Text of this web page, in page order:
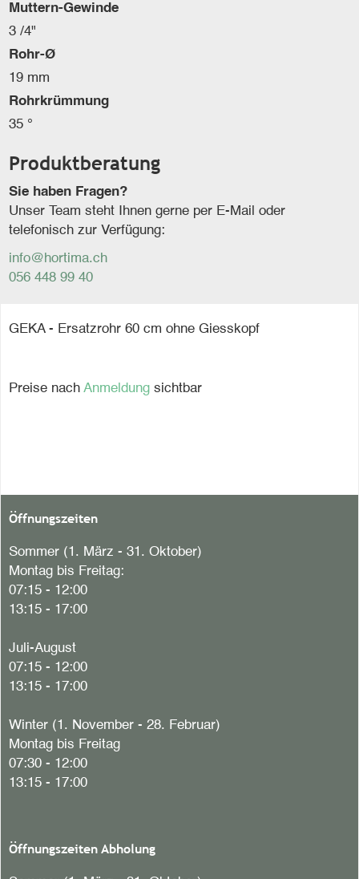
Muttern-Gewinde
3 /4"
Rohr-Ø
19 mm
Rohrkrümmung
35 °
Produktberatung
Sie haben Fragen?
Unser Team steht Ihnen gerne per E-Mail oder
telefonisch zur Verfügung:
info@hortima.ch
056 448 99 40
GEKA - Ersatzrohr 60 cm ohne Giesskopf
Preise nach Anmeldung sichtbar
Öffnungszeiten
Sommer (1. März - 31. Oktober)
Montag bis Freitag:
07:15 - 12:00
13:15 - 17:00
Juli-August
07:15 - 12:00
13:15 - 17:00
Winter (1. November - 28. Februar)
Montag bis Freitag
07:30 - 12:00
13:15 - 17:00
Öffnungszeiten Abholung